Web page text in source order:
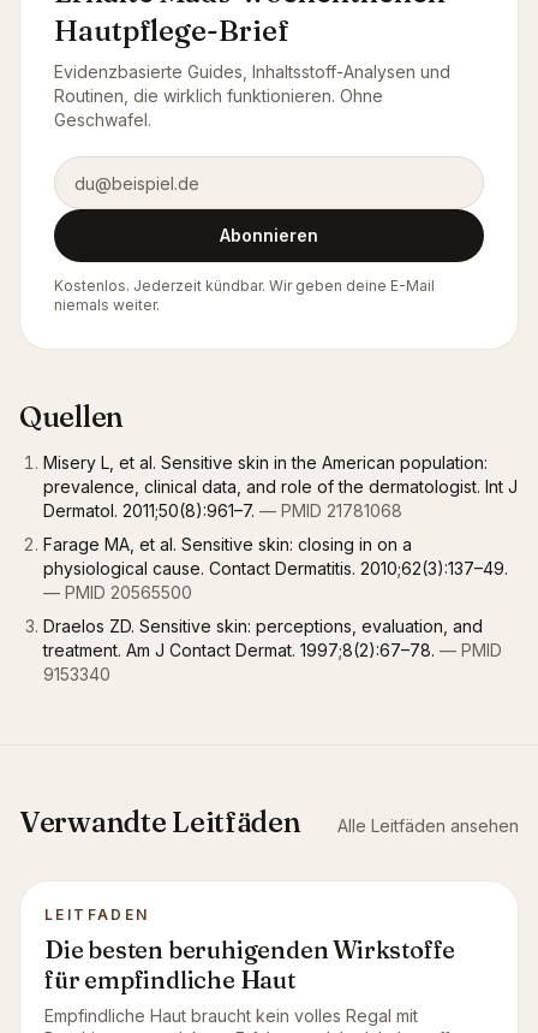
Hautpflege-Brief
Evidenzbasierte Guides, Inhaltsstoff-Analysen und
Routinen, die wirklich funktionieren. Ohne
Geschwafel.
E-Mail-Adresse
Abonnieren
Kostenlos. Jederzeit kündbar. Wir geben deine E-Mail
niemals weiter.
Quellen
Misery L, et al. Sensitive skin in the American population:
prevalence, clinical data, and role of the dermatologist. Int J
Dermatol. 2011;50(8):961–7. — PMID 21781068
Farage MA, et al. Sensitive skin: closing in on a
physiological cause. Contact Dermatitis. 2010;62(3):137–49.
— PMID 20565500
Draelos ZD. Sensitive skin: perceptions, evaluation, and
treatment. Am J Contact Dermat. 1997;8(2):67–78. — PMID
9153340
Verwandte Leitfäden Alle Leitfäden ansehen
LEITFADEN
Die besten beruhigenden Wirkstoffe
für empfindliche Haut
Empfindliche Haut braucht kein volles Regal mit